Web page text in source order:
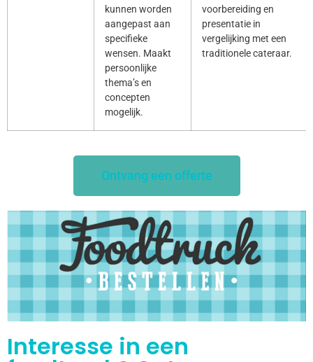
kunnen worden
aangepast aan
specifieke
wensen. Maakt
persoonlijke
thema’s en
concepten
mogelijk.
voorbereiding en
presentatie in
vergelijking met een
traditionele cateraar.
Ontvang een offerte
Interesse in een